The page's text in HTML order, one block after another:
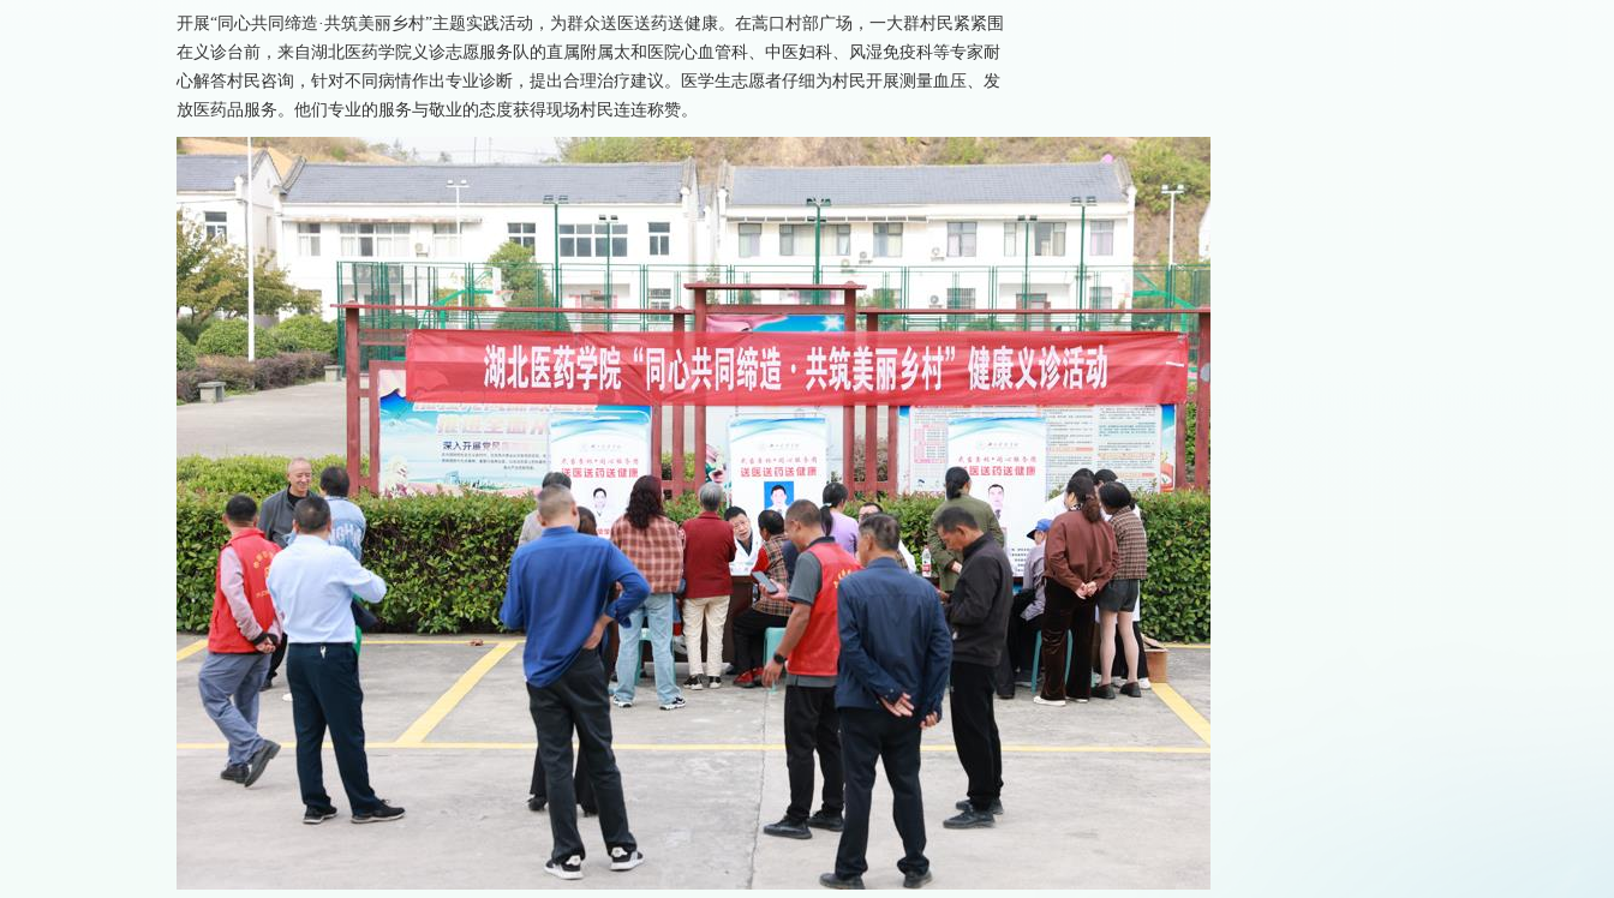
开展“同心共同缔造·共筑美丽乡村”主题实践活动，为群众送医送药送健康。在蒿口村部广场，一大群村民紧紧围
在义诊台前，来自湖北医药学院义诊志愿服务队的直属附属太和医院心血管科、中医妇科、风湿免疫科等专家耐
心解答村民咨询，针对不同病情作出专业诊断，提出合理治疗建议。医学生志愿者仔细为村民开展测量血压、发
放医药品服务。他们专业的服务与敬业的态度获得现场村民连连称赞。